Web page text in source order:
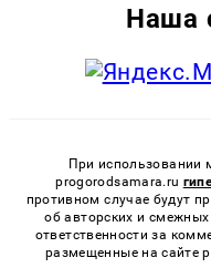
Наша
При использовании
progorodsamara.ru
противном случае будут
об авторских и
ответственности за
размещенные на сайте